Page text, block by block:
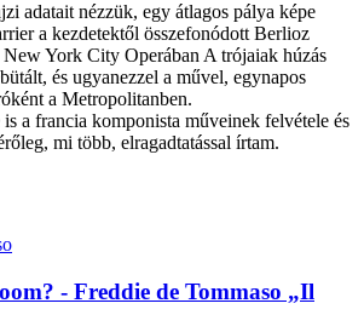
adatait nézzük, egy átlagos pálya képe
a kezdetektől összefonódott Berlioz
York City Operában A trójaiak húzás
és ugyanezzel a művel, egynapos
a Metropolitanben.
a francia komponista műveinek felvétele és
mi több, elragadtatással írtam.
- Freddie de Tommaso „Il